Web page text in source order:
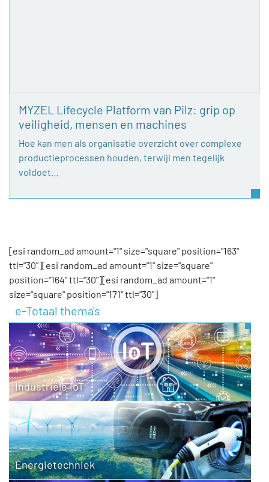
MYZEL Lifecycle Platform van Pilz: grip op
veiligheid, mensen en machines
Hoe kan men als organisatie overzicht over complexe
productieprocessen houden, terwijl men tegelijk
voldoet…
[esi random_ad amount="1" size="square" position="163"
ttl="30"][esi random_ad amount="1" size="square"
position="164" ttl="30"][esi random_ad amount="1"
size="square" position="171" ttl="30"]
e-Totaal thema's
Industriële IoT
Energietechniek